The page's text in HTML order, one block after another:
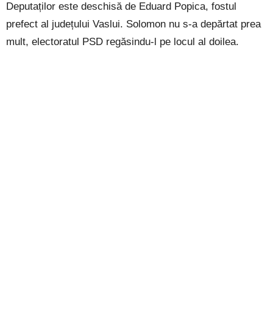
Deputaților este deschisă de Eduard Popica, fostul
prefect al județului Vaslui. Solomon nu s-a depărtat prea
mult, electoratul PSD regăsindu-l pe locul al doilea.